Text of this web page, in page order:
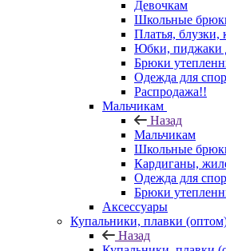
Девочкам
Школьные
Платья, блузки,
Юбки, пиджаки
Брюки
Одежда для
Распродажа!!
Мальчикам
Назад
Мальчикам
Школьные
Кардиганы,
Одежда для
Брюки
Аксессуары
Купальники, плавки
Назад